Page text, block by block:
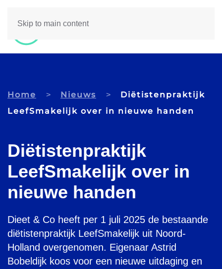
Skip to main content
Home Nieuws
Diëtistenpraktijk
LeefSmakelijk over in nieuwe handen
Diëtistenpraktijk
LeefSmakelijk over in
nieuwe handen
Dieet & Co heeft per 1 juli 2025 de bestaande
diëtistenpraktijk LeefSmakelijk uit Noord-
Holland overgenomen. Eigenaar Astrid
Bobeldijk koos voor een nieuwe uitdaging en